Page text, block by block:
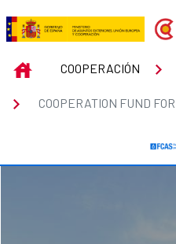
Skip to Main Content
COOPERATION
INICIOCOOPERACIÓN